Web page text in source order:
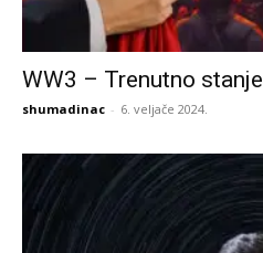
WW3 – Trenutno stanje
shumadinac - 6. veljače 2024.